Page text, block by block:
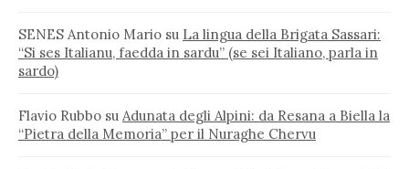
SENES Antonio Mario su La lingua della Brigata Sassari:
“Si ses Italianu, faedda in sardu” (se sei Italiano, parla in
sardo)
Flavio Rubbo su Adunata degli Alpini: da Resana a Biella la
“Pietra della Memoria” per il Nuraghe Chervu